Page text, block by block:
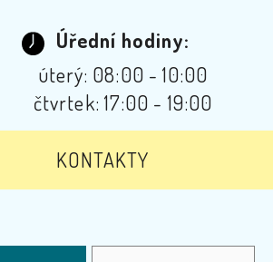
Úřední hodiny:
úterý: 08:00 - 10:00
čtvrtek: 17:00 - 19:00
KONTAKTY